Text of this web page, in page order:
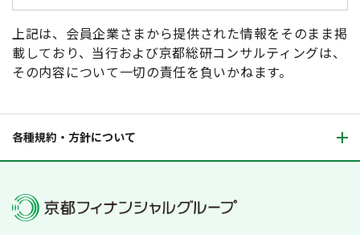
上記は、会員企業さまから提供された情報をそのまま掲
載しており、当行および京都総研コンサルティングは、
その内容について一切の責任を負いかねます。
各種規約・方針について